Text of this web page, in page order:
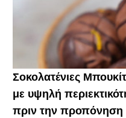
Σοκολατένιες
με υψηλή
πριν την προπόνηση